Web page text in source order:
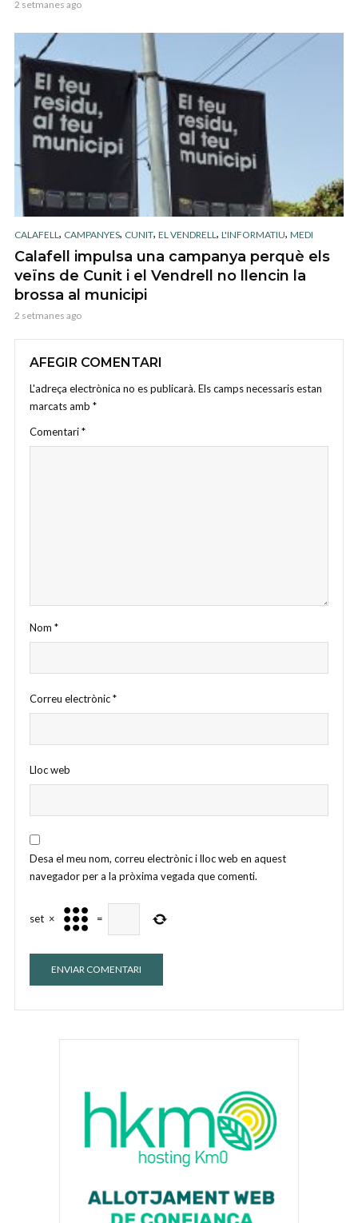
2 setmanes ago
CALAFELL , CAMPANYES, CUNIT, EL VENDRELL , L'INFORMATIU, MEDI
Calafell impulsa una campanya perquè els
veïns de Cunit i el Vendrell no llencin la
brossa al municipi
2 setmanes ago
AFEGIR COMENTARI
L'adreça electrònica no es publicarà. Els camps necessaris estan
marcats amb *
Comentari*
Nom *
Correu electrònic*
Lloc web
Desa el meu nom, correu electrònic i lloc web en aquest
navegador per a la pròxima vegada que comenti.
set × =